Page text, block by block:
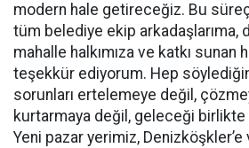
modern hale getireceğiz. Bu
tüm belediye ekip arkadaşlarıma,
mahalle halkımıza ve katkı
teşekkür ediyorum. Hep
sorunları ertelemeye değil,
kurtarmaya değil, geleceği
Yeni pazar yerimiz, Denizköşkler’e